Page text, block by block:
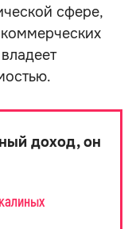
сфере,
доход, он